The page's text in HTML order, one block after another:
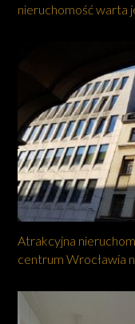
nieruchomość warta
Atrakcyjna
centrum Wrocławia